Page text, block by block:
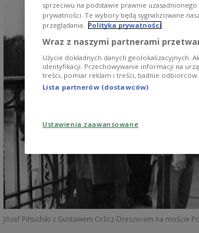
Józef Piłsudski z Gustawem Orlicz-Dreszerem na moście
sprzeciwu na podstawie prawnie
prywatności. Te wybory będą sygnalizowane
przeglądania. Polityka prywatności
Wraz z naszymi partnerami
Użycie dokładnych danych geolokalizacyjnych.
identyfikacji. Przechowywanie informacji na
treści, pomiar reklam i treści, badnie odbiorców i
Lista partnerów (dostawców)
Ustawienia zaawansowane